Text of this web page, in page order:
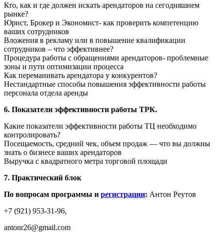
Кто, как и где должен искать арендаторов на сегодняшнем
рынке?
Юрист, Брокер и Экономист- как проверить компетенцию
ваших сотрудников
Вложения в рекламу или в повышение квалификации
сотрудников – что эффективнее?
Процедура работы с обращениями арендаторов- проблемные
зоны и пути оптимизации процесса
Как переманивать арендатора у конкурентов?
Нестандартные способы повышения эффективности работы
персонала отдела аренды
6. Показатели эффективности работы ТРК.
Какие показатели эффективности работы ТЦ необходимо
контролировать?
Посещаемость, средний чек, объем продаж — что вы должны
знать о бизнесе ваших арендаторов
Выручка с квадратного метра торговой площади
7. Практический блок
По вопросам программы и регистрации: Антон Реутов
+7 (921) 953-31-96,
antonr26@gmail.com